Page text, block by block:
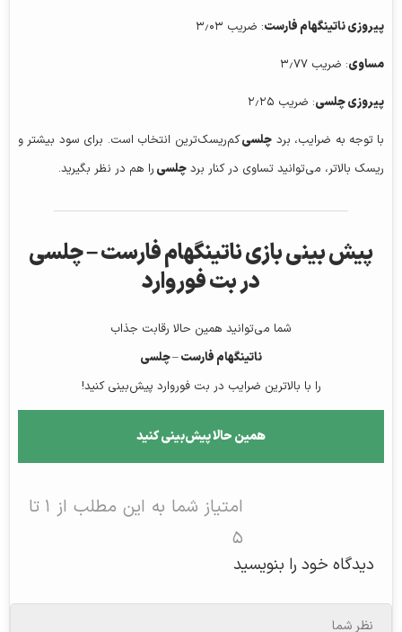
پیروزیناتینگهام فارست: ضریب ۳٫۰۳
مساوی: ضریب ۳٫۷۷
پیروزی چلسی: ضریب ۲٫۲۵
با توجه به ضرایب، برد چلسیکم‌ریسک‌ترین انتخاب است. برای سود بیشتر و
ریسک بالاتر، می‌توانید تساوی در کنار برد چلسی را هم در نظر بگیرید.
پیش‌ بینی بازی ناتینگهام فارست – چلسی
در بت فوروارد
شما می‌توانید همین حالا رقابت جذاب
ناتینگهام فارست – چلسی
را با بالاترین ضرایب در بت فوروارد پیش‌بینی کنید!
همین حالا پیش‌بینی کنید
امتیاز شما به این مطلب از ۱ تا
۵
دیدگاه خود را بنویسید